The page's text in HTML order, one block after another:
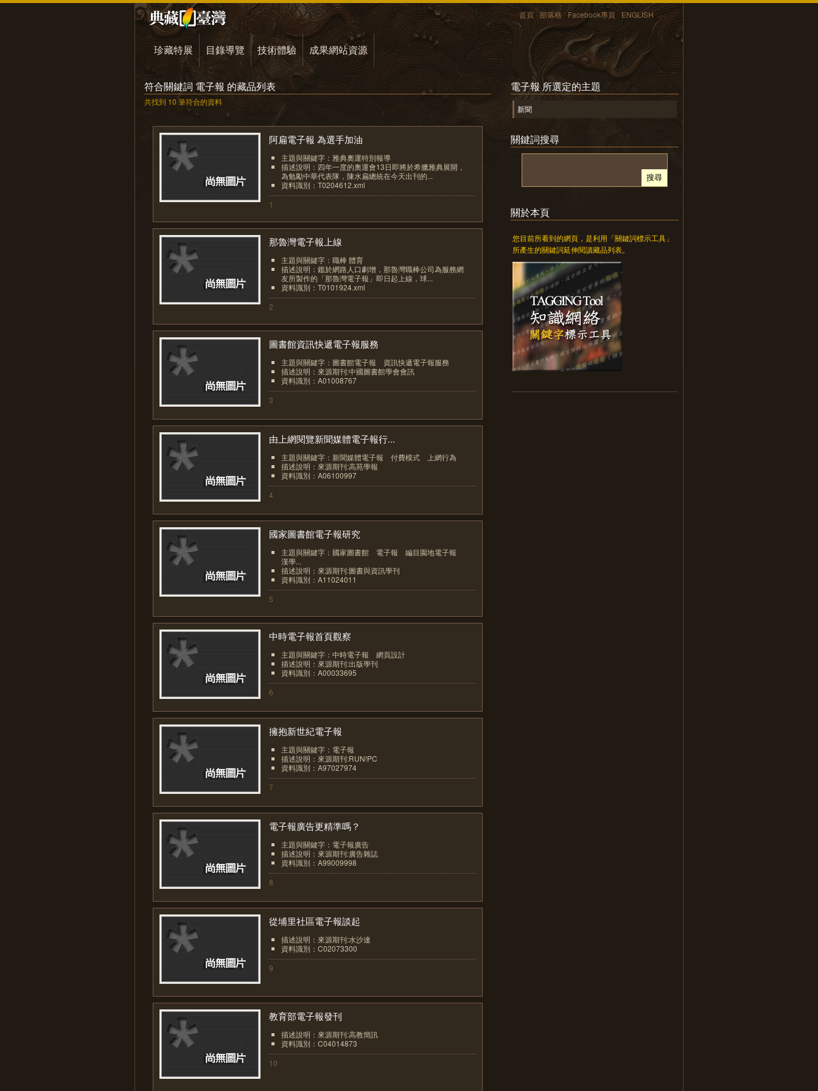
首頁 部落格 Facebook專頁 ENGLISH
珍藏特展 目錄導覽 技術體驗 成果網站資源
符合關鍵詞 電子報 的藏品列表
共找到 10 筆符合的資料
阿扁電子報 為選手加油
主題與關鍵字：雅典奧運特別報導
描述說明：四年一度的奧運會13日即將於希臘雅典展開，
為勉勵中華代表隊，陳水扁總統在今天出刊的...
資料識別：T0204612.xml
1
那魯灣電子報上線
主題與關鍵字：職棒 體育
描述說明：鑑於網路人口劇增，那魯灣職棒公司為服務網
友所製作的「那魯灣電子報」即日起上線，球...
資料識別：T0101924.xml
2
圖書館資訊快遞電子報服務
主題與關鍵字：圖書館電子報 資訊快遞電子報服務
描述說明：來源期刊:中國圖書館學會會訊
資料識別：A01008767
3
由上網閱覽新聞媒體電子報行...
主題與關鍵字：新聞媒體電子報 付費模式 上網行為
描述說明：來源期刊:高苑學報
資料識別：A06100997
4
國家圖書館電子報研究
主題與關鍵字：國家圖書館 電子報 編目園地電子報
漢學...
描述說明：來源期刊:圖書與資訊學刊
資料識別：A11024011
5
中時電子報首頁觀察
主題與關鍵字：中時電子報 網頁設計
描述說明：來源期刊:出版學刊
資料識別：A00033695
6
擁抱新世紀電子報
主題與關鍵字：電子報
描述說明：來源期刊:RUN!PC
資料識別：A97027974
7
電子報廣告更精準嗎？
主題與關鍵字：電子報廣告
描述說明：來源期刊:廣告雜誌
資料識別：A99009998
8
從埔里社區電子報談起
描述說明：來源期刊:水沙連
資料識別：C02073300
9
教育部電子報發刊
描述說明：來源期刊:高教簡訊
資料識別：C04014873
10
電子報 所選定的主題
新聞
關鍵詞搜尋
關於本頁
您目前所看到的網頁，是利用「關鍵詞標示工具」
所產生的關鍵詞延伸閱讀藏品列表。